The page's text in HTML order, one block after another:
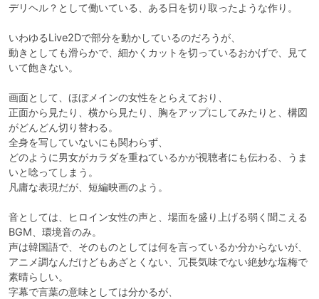
デリヘル？として働いている、ある日を切り取ったような作り。
いわゆるLive2Dで部分を動かしているのだろうが、
動きとしても滑らかで、細かくカットを切っているおかげで、見て
いて飽きない。
画面として、ほぼメインの女性をとらえており、
正面から見たり、横から見たり、胸をアップにしてみたりと、構図
がどんどん切り替わる。
全身を写していないにも関わらず、
どのように男女がカラダを重ねているかが視聴者にも伝わる、うま
いと唸ってしまう。
凡庸な表現だが、短編映画のよう。
音としては、ヒロイン女性の声と、場面を盛り上げる弱く聞こえる
BGM、環境音のみ。
声は韓国語で、そのものとしては何を言っているか分からないが、
アニメ調なんだけどもあざとくない、冗長気味でない絶妙な塩梅で
素晴らしい。
字幕で言葉の意味としては分かるが、